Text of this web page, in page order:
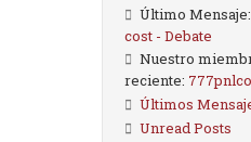
Último Mensaje:
cost - Debate
Nuestro
reciente:
Últimos
Unread Posts